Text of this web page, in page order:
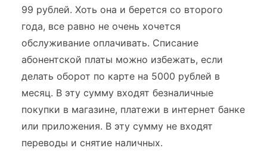
99 рублей. Хоть она и берется со второго
года, все равно не очень хочется
обслуживание оплачивать. Списание
абонентской платы можно избежать, если
делать оборот по карте на 5000 рублей в
месяц. В эту сумму входят безналичные
покупки в магазине, платежи в интернет банке
или приложения. В эту сумму не входят
переводы и снятие наличных.